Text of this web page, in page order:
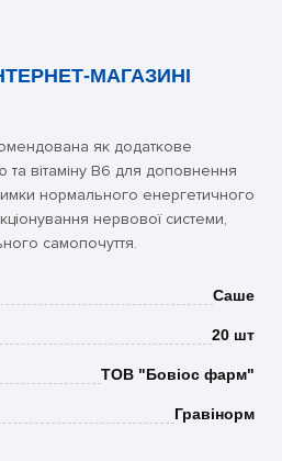
МАГАЗИНІ
як додаткове
та вітаміну B6 для доповнення
нормального енергетичного
нервової системи,
самопочуття.
Саше
20 шт
ТОВ "Бовіос фарм"
Гравінорм